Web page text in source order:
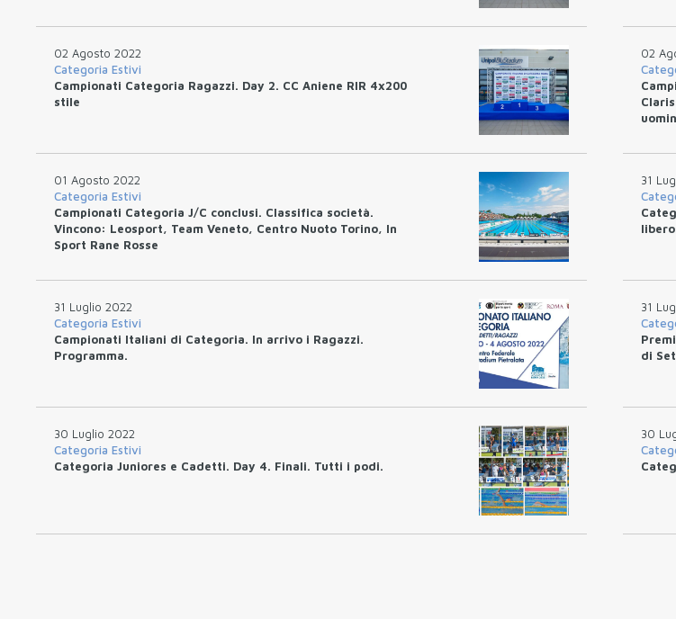
02 Agosto 2022
Categoria Estivi
Campionati Categoria Ragazzi. Day 2. CC Aniene RIR 4x200
stile
02
01 Agosto 2022
Categoria Estivi
Campionati Categoria J/C conclusi. Classifica società.
Vincono: Leosport, Team Veneto, Centro Nuoto Torino, In
Sport Rane Rosse
31
31 Luglio 2022
Categoria Estivi
Campionati Italiani di Categoria. In arrivo i Ragazzi.
Programma.
31
di
30 Luglio 2022
Categoria Estivi
Categoria Juniores e Cadetti. Day 4. Finali. Tutti i podi.
30